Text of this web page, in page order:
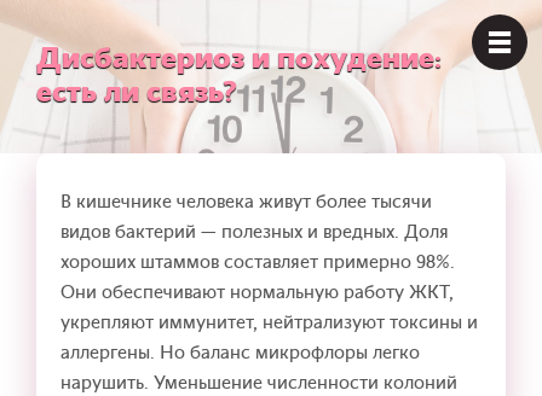
Дисбактериоз и похудение:
есть ли связь?
В кишечнике человека живут более тысячи
видов бактерий — полезных и вредных. Доля
хороших штаммов составляет примерно 98%.
Они обеспечивают нормальную работу ЖКТ,
укрепляют иммунитет, нейтрализуют токсины и
аллергены. Но баланс микрофлоры легко
нарушить. Уменьшение численности колоний